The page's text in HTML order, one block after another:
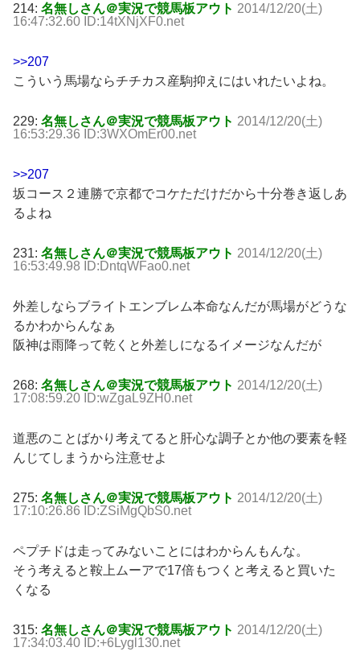
214: 名無しさん＠実況で競馬板アウト 2014/12/20(土)
16:47:32.60 ID:14tXNjXF0.net
>>207
こういう馬場ならチチカス産駒抑えにはいれたいよね。
229: 名無しさん＠実況で競馬板アウト 2014/12/20(土)
16:53:29.36 ID:3WXOmEr00.net
>>207
坂コース２連勝で京都でコケただけだから十分巻き返しあ
るよね
231: 名無しさん＠実況で競馬板アウト 2014/12/20(土)
16:53:49.98 ID:DntqWFao0.net
外差しならブライトエンブレム本命なんだが馬場がどうな
るかわからんなぁ
阪神は雨降って乾くと外差しになるイメージなんだが
268: 名無しさん＠実況で競馬板アウト 2014/12/20(土)
17:08:59.20 ID:wZgaL9ZH0.net
道悪のことばかり考えてると肝心な調子とか他の要素を軽
んじてしまうから注意せよ
275: 名無しさん＠実況で競馬板アウト 2014/12/20(土)
17:10:26.86 ID:ZSiMgQbS0.net
ペプチドは走ってみないことにはわからんもんな。
そう考えると鞍上ムーアで17倍もつくと考えると買いた
くなる
315: 名無しさん＠実況で競馬板アウト 2014/12/20(土)
17:34:03.40 ID:+6Lygl130.net